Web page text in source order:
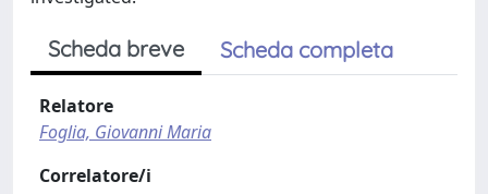
Scheda breve Scheda completa
Relatore
Foglia, Giovanni Maria
Correlatore/i